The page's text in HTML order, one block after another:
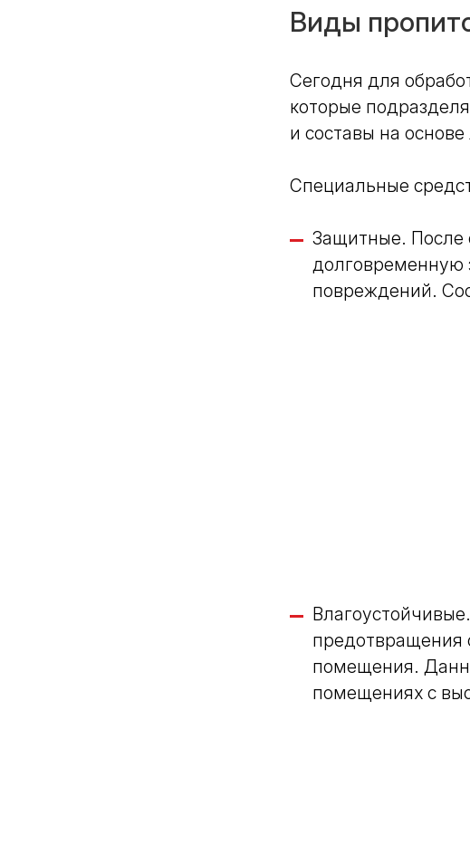
Виды
Сегодня для
которые
и составы на основе
Специальные
Защитные. После
долговременную
повреждений.
Влагоустойчивые.
предотвращения
помещения.
помещениях с